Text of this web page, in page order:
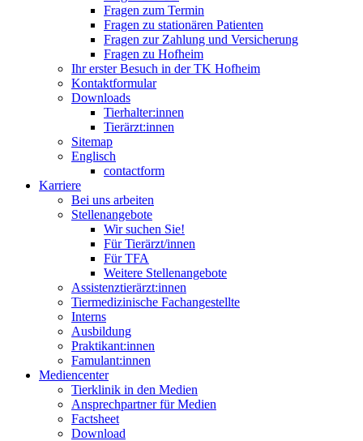
Fragen zum Termin
Fragen zu stationären Patienten
Fragen zur Zahlung und Versicherung
Fragen zu Hofheim
Ihr erster Besuch in der TK Hofheim
Kontaktformular
Downloads
Tierhalter:innen
Tierärzt:innen
Sitemap
Englisch
contactform
Karriere
Bei uns arbeiten
Stellenangebote
Wir suchen Sie!
Für Tierärzt/innen
Für TFA
Weitere Stellenangebote
Assistenztierärzt:innen
Tiermedizinische Fachangestellte
Interns
Ausbildung
Praktikant:innen
Famulant:innen
Mediencenter
Tierklinik in den Medien
Ansprechpartner für Medien
Factsheet
Download